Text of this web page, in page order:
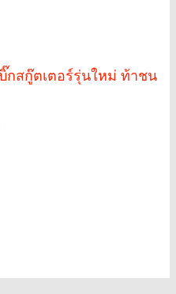
กสกู๊ตเตอร์รุ่นใหม่ ท้าชน